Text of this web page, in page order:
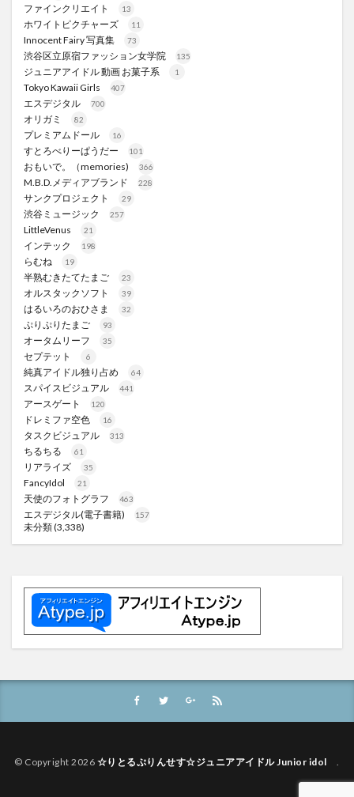
ファインクリエイト 13
ホワイトピクチャーズ 11
Innocent Fairy 写真集 73
渋谷区立原宿ファッション女学院 135
ジュニアアイドル 動画 お菓子系 1
Tokyo Kawaii Girls 407
エスデジタル 700
オリガミ 82
プレミアムドール 16
すとろべりーぱうだー 101
おもいで。（memories) 366
M.B.D.メディアブランド 228
サンクプロジェクト 29
渋谷ミュージック 257
LittleVenus 21
インテック 198
らむね 19
半熟むきたてたまご 23
オルスタックソフト 39
はるいろのおひさま 32
ぷりぷりたまご 93
オータムリーフ 35
セプテット 6
純真アイドル独り占め 64
スパイスビジュアル 441
アースゲート 120
ドレミファ空色 16
タスクビジュアル 313
ちるちる 61
リアライズ 35
FancyIdol 21
天使のフォトグラフ 463
エスデジタル(電子書籍) 157
未分類(3,338)
© Copyright 2026 ☆りとるぷりんせす☆ジュニアアイドル Junior idol.